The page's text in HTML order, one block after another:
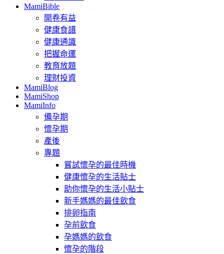
MamiBible
開卷有益
健康食譜
健康通識
把握命運
教育放題
理財投資
MamiBlog
MamiShop
MamiInfo
備孕期
懷孕期
產後
專題
嘗試懷孕的最佳時機
健康懷孕的生活貼士
助你懷孕的生活小貼士
新手媽媽的最佳飲食
排卵指南
孕前飲食
孕媽媽的飲食
懷孕的階段